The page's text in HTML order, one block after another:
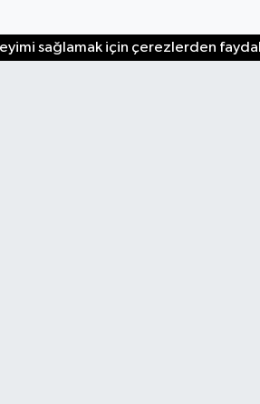
sağlamak için çerezlerden